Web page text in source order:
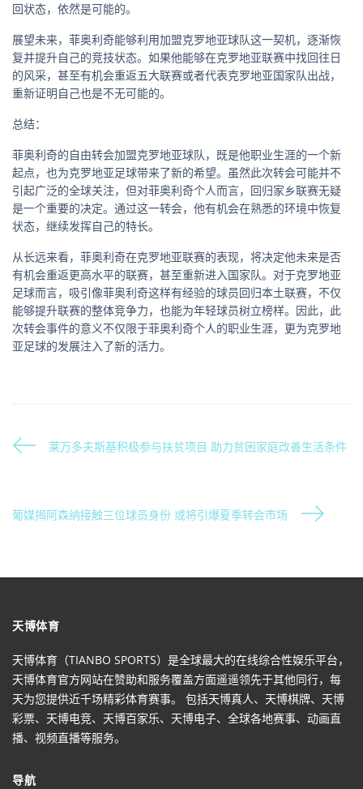
回状态，依然是可能的。
展望未来，菲奥利奇能够利用加盟克罗地亚球队这一契机，逐渐恢
复并提升自己的竞技状态。如果他能够在克罗地亚联赛中找回往日
的风采，甚至有机会重返五大联赛或者代表克罗地亚国家队出战，
重新证明自己也是不无可能的。
总结：
菲奥利奇的自由转会加盟克罗地亚球队，既是他职业生涯的一个新
起点，也为克罗地亚足球带来了新的希望。虽然此次转会可能并不
引起广泛的全球关注，但对菲奥利奇个人而言，回归家乡联赛无疑
是一个重要的决定。通过这一转会，他有机会在熟悉的环境中恢复
状态，继续发挥自己的特长。
从长远来看，菲奥利奇在克罗地亚联赛的表现，将决定他未来是否
有机会重返更高水平的联赛，甚至重新进入国家队。对于克罗地亚
足球而言，吸引像菲奥利奇这样有经验的球员回归本土联赛，不仅
能够提升联赛的整体竞争力，也能为年轻球员树立榜样。因此，此
次转会事件的意义不仅限于菲奥利奇个人的职业生涯，更为克罗地
亚足球的发展注入了新的活力。
莱万多夫斯基积极参与扶贫项目 助力贫困家庭改善生活条件
葡媒揭阿森纳接触三位球员身份 或将引爆夏季转会市场
天博体育
天博体育（TIANBO SPORTS）是全球最大的在线综合性娱乐平台，
天博体育官方网站在赞助和服务覆盖方面遥遥领先于其他同行，每
天为您提供近千场精彩体育赛事。 包括天博真人、天博棋牌、天博
彩票、天博电竞、天博百家乐、天博电子、全球各地赛事、动画直
播、视频直播等服务。
导航